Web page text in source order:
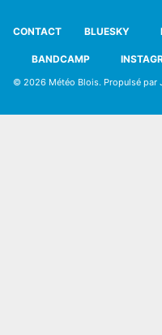
CONTACT BLUESKY
BANDCAMP
© 2026 Météo Blois. Propulsé par